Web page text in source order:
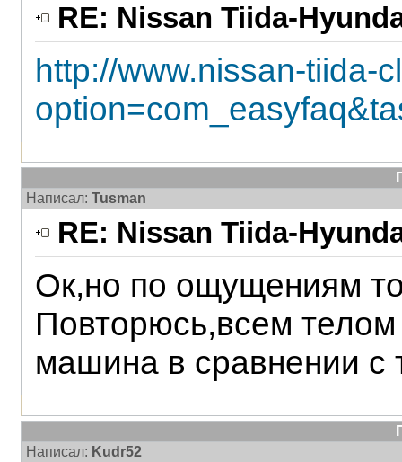
RE: Nissan Tiida-
http://www.nissan-tiida-
Написал: Tusman
RE: Nissan Tiida-
Ок,но по ощущениям
Повторюсь,всем
машина в сравнении с
Написал: Kudr52